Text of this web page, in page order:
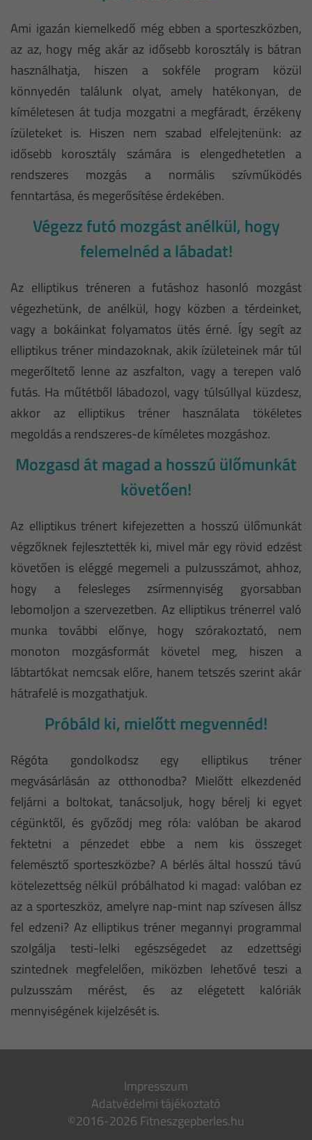
Ami igazán kiemelkedő még ebben a sporteszközben,
az az, hogy még akár az idősebb korosztály is bátran
használhatja, hiszen a sokféle program közül
könnyedén találunk olyat, amely hatékonyan, de
kíméletesen át tudja mozgatni a megfáradt, érzékeny
ízületeket is. Hiszen nem szabad elfelejtenünk: az
idősebb korosztály számára is elengedhetetlen a
rendszeres mozgás a normális szívműködés
fenntartása, és megerősítése érdekében.
Végezz futó mozgást anélkül, hogy
felemelnéd a lábadat!
Az elliptikus tréneren a futáshoz hasonló mozgást
végezhetünk, de anélkül, hogy közben a térdeinket,
vagy a bokáinkat folyamatos ütés érné. Így segít az
elliptikus tréner mindazoknak, akik ízületeinek már túl
megerőltető lenne az aszfalton, vagy a terepen való
futás. Ha műtétből lábadozol, vagy túlsúllyal küzdesz,
akkor az elliptikus tréner használata tökéletes
megoldás a rendszeres-de kíméletes mozgáshoz.
Mozgasd át magad a hosszú ülőmunkát
követően!
Az elliptikus trénert kifejezetten a hosszú ülőmunkát
végzőknek fejlesztették ki, mivel már egy rövid edzést
követően is eléggé megemeli a pulzusszámot, ahhoz,
hogy a felesleges zsírmennyiség gyorsabban
lebomoljon a szervezetben. Az elliptikus trénerrel való
munka további előnye, hogy szórakoztató, nem
monoton mozgásformát követel meg, hiszen a
lábtartókat nemcsak előre, hanem tetszés szerint akár
hátrafelé is mozgathatjuk.
Próbáld ki, mielőtt megvennéd!
Régóta gondolkodsz egy elliptikus tréner
megvásárlásán az otthonodba? Mielőtt elkezdenéd
feljárni a boltokat, tanácsoljuk, hogy bérelj ki egyet
cégünktől, és győződj meg róla: valóban be akarod
fektetni a pénzedet ebbe a nem kis összeget
felemésztő sporteszközbe? A bérlés által hosszú távú
kötelezettség nélkül próbálhatod ki magad: valóban ez
az a sporteszköz, amelyre nap-mint nap szívesen állsz
fel edzeni? Az elliptikus tréner megannyi programmal
szolgálja testi-lelki egészségedet az edzettségi
szintednek megfelelően, miközben lehetővé teszi a
pulzusszám mérést, és az elégetett kalóriák
mennyiségének kijelzését is.
Impresszum
Adatvédelmi tájékoztató
©2016-2026 Fitneszgepberles.hu